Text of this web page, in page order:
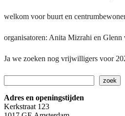
welkom voor buurt en
organisatoren: Anita Mizrahi en
Ja we zoeken nog vrijwilligers voor
zoek
Adres en openingstijden
Kerkstraat 123